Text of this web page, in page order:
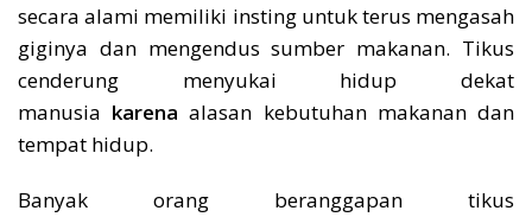
secara alami memiliki insting untuk terus mengasah
giginya dan mengendus sumber makanan. Tikus
cenderung menyukai hidup dekat
manusia karena alasan kebutuhan makanan dan
tempat hidup.
Banyak orang beranggapan tikus